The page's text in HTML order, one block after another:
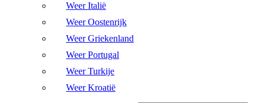
Weer Italië
Weer Oostenrijk
Weer Griekenland
Weer Portugal
Weer Turkije
Weer Kroatië